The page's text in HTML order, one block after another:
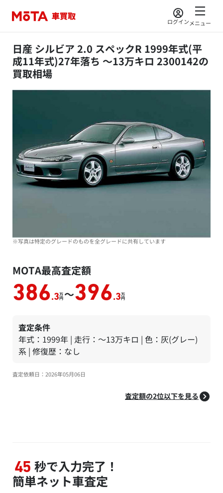
ログインメニュー
日産 シルビア 2.0 スペックR 1999年式(平
成11年式)27年落ち ～13万キロ 2300142の
買取相場
※写真は特定のグレードのものを全グレードに共有しています
MOTA最高査定額
386.3万
円 ～396.3万
円
査定条件
年式：1999年 | 走行：～13万キロ | 色：灰(グレー)
系 | 修復歴：なし
査定依頼日：2026年05月06日
査定額の2位以下を見る
45 秒で入力完了！
簡単ネット車査定